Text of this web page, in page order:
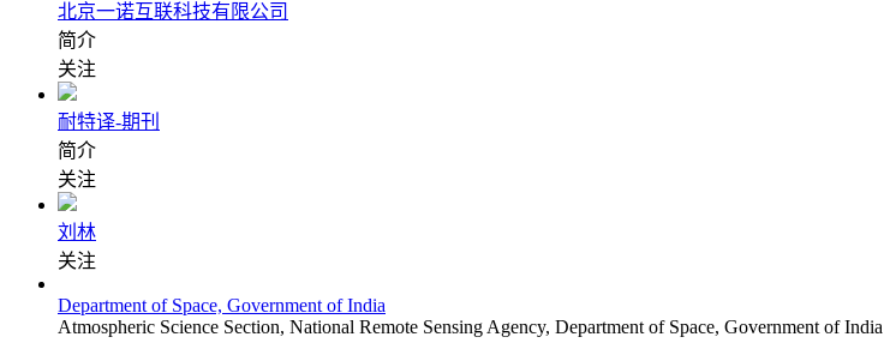
北京一诺互联科技有限公司
简介
关注
耐特译-期刊
简介
关注
刘林
关注
Department of Space, Government of India
Atmospheric Science Section, National Remote Sensing Agency, Department of Space, Government of India